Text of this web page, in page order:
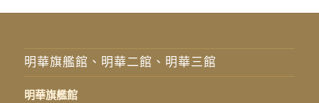
明華旗艦館、明華二館、明華三館
明華旗艦館